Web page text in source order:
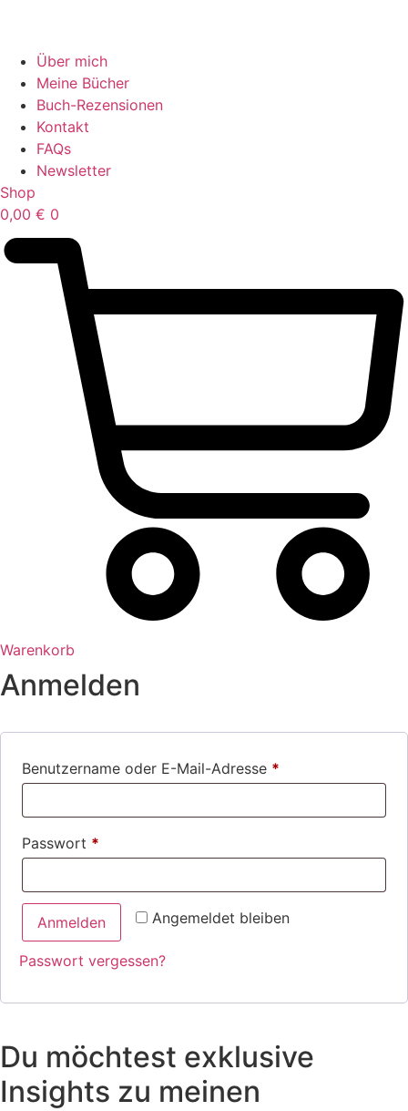
Über mich
Meine Bücher
Buch-Rezensionen
Kontakt
FAQs
Newsletter
Shop
0,00 € 0
Warenkorb
Anmelden
Benutzername oder E-Mail-Adresse *
Passwort *
Angemeldet bleiben
Anmelden
Passwort vergessen?
Du möchtest exklusive
Insights zu meinen